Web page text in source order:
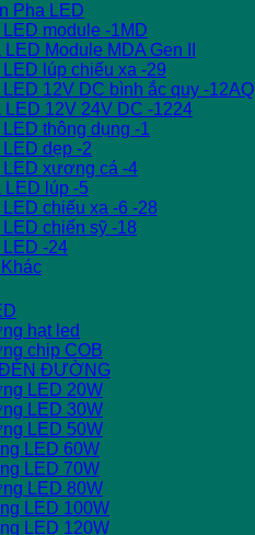
Pha LED
module -1MD
Module MDA Gen II
lúp chiếu xa -29
12V DC bình ắc quy -12AQ
12V 24V DC -1224
thông dụng -1
dẹp -2
xương cá -4
lúp -5
chiếu xa -6 -28
chiến sỹ -18
-24
hạt led
chip COB
ĐƯỜNG
LED 20W
LED 30W
LED 50W
LED 60W
LED 70W
LED 80W
LED 100W
LED 120W